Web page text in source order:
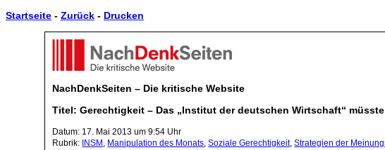
Startseite - Zurück - Drucken
NachDenkSeiten – Die kritische Website
Titel: Gerechtigkeit – Das „Institut der deutschen Wirtschaft“
Datum: 17. Mai 2013 um 9:54 Uhr
Rubrik: INSM , Manipulation des Monats,Soziale Gerechtigkeit,Strategien der